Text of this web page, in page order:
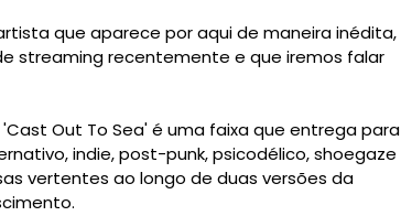
que aparece por aqui de maneira inédita,
streaming recentemente e que iremos falar
Out To Sea' é uma faixa que entrega para
indie, post-punk, psicodélico, shoegaze
vertentes ao longo de duas versões da